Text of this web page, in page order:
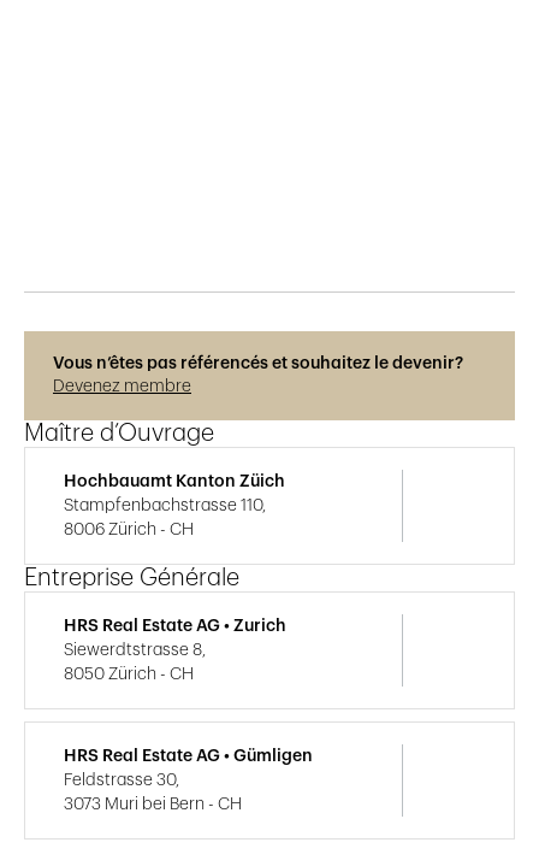
Vous n’êtes pas référencés et souhaitez le devenir?
Devenez membre
Maître d’Ouvrage
Hochbauamt Kanton Züich
Stampfenbachstrasse 110,
8006 Zürich - CH
Entreprise Générale
HRS Real Estate AG • Zurich
Siewerdtstrasse 8,
8050 Zürich - CH
HRS Real Estate AG • Gümligen
Feldstrasse 30,
3073 Muri bei Bern - CH